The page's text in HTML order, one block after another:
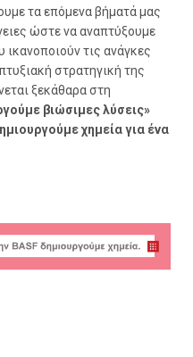
τα επόμενα βήματά μας
ώστε να αναπτύξουμε
τις ανάγκες
στρατηγική της
ξεκάθαρα στη
βιώσιμες λύσεις»
χημεία για ένα